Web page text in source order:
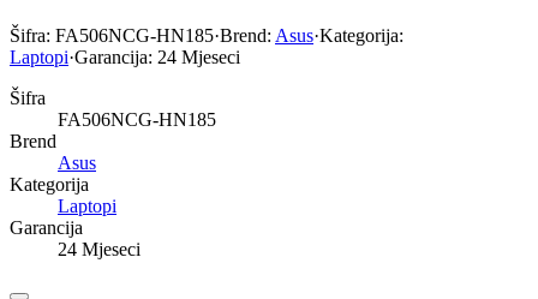
Šifra: FA506NCG-HN185·Brend: Asus·Kategorija:
Laptopi·Garancija: 24 Mjeseci
Šifra
FA506NCG-HN185
Brend
Asus
Kategorija
Laptopi
Garancija
24 Mjeseci